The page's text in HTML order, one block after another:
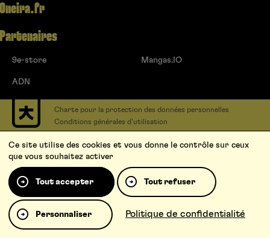
Oneira.fr
Partenaires
9e-store
ADN
Mangas.IO
Charte pour la protection des données personnelles
Conditions générales d’utilisation
Contact
Soumettre un projet
Proposer une série
Qui sommes-nous ?
Ce site utilise des cookies et vous donne le contrôle sur ceux
que vous souhaitez activer
Tout accepter Tout refuser
Personnaliser Politique de confidentialité